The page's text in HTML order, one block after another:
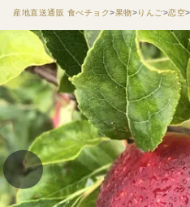
産地直送通販 食べチョク 果物 りんご 恋空